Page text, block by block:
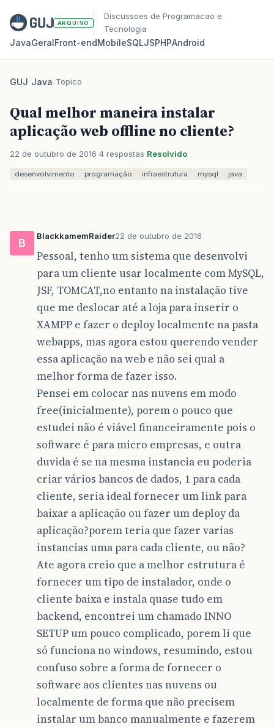
ARQUIVO
Discussoes de Programacao e
Tecnologia
JavaGeralFront‑endMobileSQLJSPHPAndroid
GUJ/Java/Topico
Qual melhor maneira instalar
aplicação web offline no cliente?
22 de outubro de 2016 4 respostas Resolvido
desenvolvimento programação infraestrutura mysql java
B
BlackkamemRaider22 de outubro de 2016
Pessoal, tenho um sistema que desenvolvi
para um cliente usar localmente com MySQL,
JSF, TOMCAT,no entanto na instalação tive
que me deslocar até a loja para inserir o
XAMPP e fazer o deploy localmente na pasta
webapps, mas agora estou querendo vender
essa aplicação na web e não sei qual a
melhor forma de fazer isso.
Pensei em colocar nas nuvens em modo
free(inicialmente), porem o pouco que
estudei não é viável financeiramente pois o
software é para micro empresas, e outra
duvida é se na mesma instancia eu poderia
criar vários bancos de dados, 1 para cada
cliente, seria ideal fornecer um link para
baixar a aplicação ou fazer um deploy da
aplicação?porem teria que fazer varias
instancias uma para cada cliente, ou não?
Ate agora creio que a melhor estrutura é
fornecer um tipo de instalador, onde o
cliente baixa e instala quase tudo em
backend, encontrei um chamado INNO
SETUP um pouco complicado, porem li que
só funciona no windows, resumindo, estou
confuso sobre a forma de fornecer o
software aos clientes nas nuvens ou
localmente de forma que não precisem
instalar um banco manualmente e fazerem